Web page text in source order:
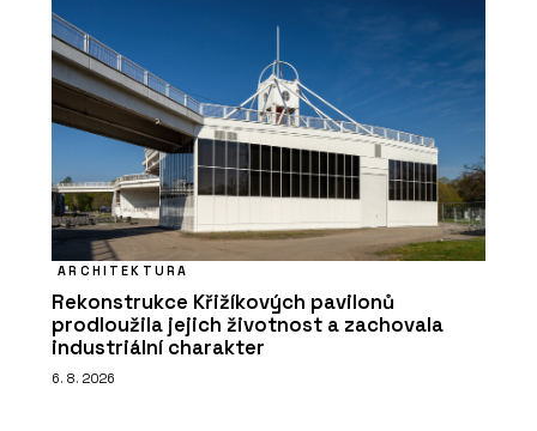
ARCHITEKTURA
Rekonstrukce Křižíkových pavilonů
prodloužila jejich životnost a zachovala
industriální charakter
6. 8. 2026